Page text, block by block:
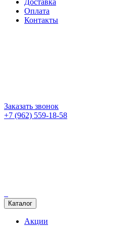
Доставка
Оплата
Контакты
Заказать звонок
+7 (962) 559-18-58
Каталог
Акции